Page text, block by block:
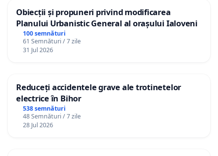
Obiecții și propuneri privind modificarea
Planului Urbanistic General al orașului Ialoveni
100 semnături
61 Semnături / 7 zile
31 Jul 2026
Reduceți accidentele grave ale trotinetelor
electrice în Bihor
538 semnături
48 Semnături / 7 zile
28 Jul 2026